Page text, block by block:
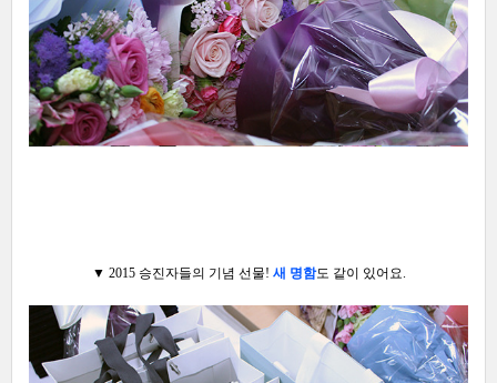
▼ 2015 승진자들의 기념 선물! 새 명함도 같이 있어요.